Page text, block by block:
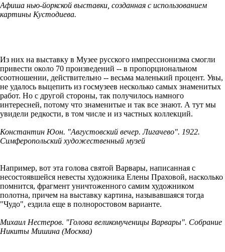
Афиша нью-йоркской выставки, созданная с использованием
картины Кустодиева.
Из них на выставку в Музее русского импрессионизма смогли
привести около 70 произведений -- в пропорциональном
соотношении, действительно -- весьма маленький процент. Увы,
не удалось выцепить из госмузеев несколько самых знаменитых
работ. Но с другой стороны, так получилось намного
интересней, потому что знаменитые и так все знают. А тут мы
увидели редкости, в том числе и из частных коллекций.
Константин Юон. "Августовский вечер. Лигачево". 1922.
Симферопольский художественный музей
Например, вот эта голова святой Варвары, написанная с
несостоявшейся невесты художника Елены Праховой, насколько
помнится, фрагмент уничтоженного самим художником
полотна, причем на выставку картина, называвшаяся тогда
"Чудо", ездила еще в полноростовом варианте.
Михаил Нестеров. "Голова великомученицы Варвары". Собрание
Никиты Мишина (Москва)